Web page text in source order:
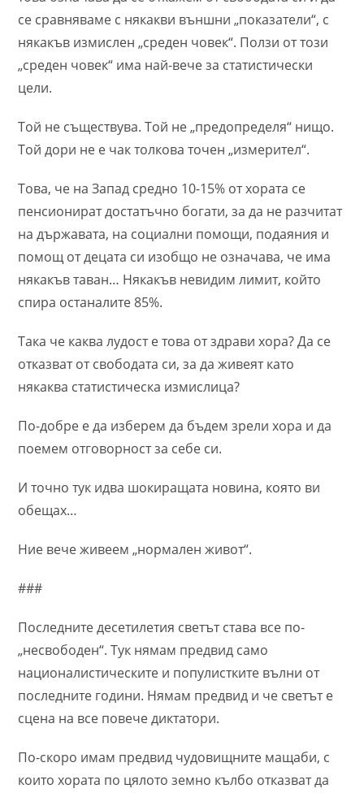
се сравняваме с някакви външни „показатели“, с
някакъв измислен „среден човек“. Ползи от този
„среден човек“ има най-вече за статистически
цели.
Той не съществува. Той не „предопределя“ нищо.
Той дори не е чак толкова точен „измерител“.
Това, че на Запад средно 10-15% от хората се
пенсионират достатъчно богати, за да не разчитат
на държавата, на социални помощи, подаяния и
помощ от децата си изобщо не означава, че има
някакъв таван… Някакъв невидим лимит, който
спира останалите 85%.
Така че каква лудост е това от здрави хора? Да се
отказват от свободата си, за да живеят като
някаква статистическа измислица?
По-добре е да изберем да бъдем зрели хора и да
поемем отговорност за себе си.
И точно тук идва шокиращата новина, която ви
обещах…
Ние вече живеем „нормален живот“.
###
Последните десетилетия светът става все по-
„несвободен“. Тук нямам предвид само
националистическите и популистките вълни от
последните години. Нямам предвид и че светът е
сцена на все повече диктатори.
По-скоро имам предвид чудовищните мащаби, с
които хората по цялото земно кълбо отказват да